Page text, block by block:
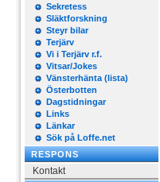
Sekretess
Släktforskning
Steyr bilar
Terjärv
Vi i Terjärv r.f.
Vitsar/Jokes
Vänsterhänta (lista)
Österbotten
Dagstidningar
Links
Länkar
Sök på Loffe.net
RESPONS
Kontakt